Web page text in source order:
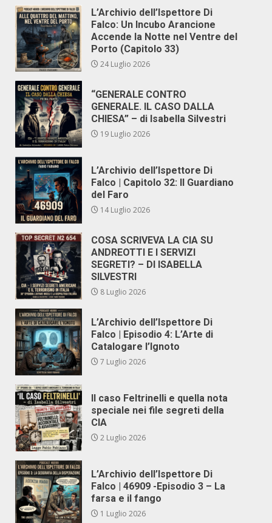
L’Archivio dell’Ispettore Di
Falco: Un Incubo Arancione
Accende la Notte nel Ventre del
Porto (Capitolo 33)
24 Luglio 2026
“GENERALE CONTRO
GENERALE. IL CASO DALLA
CHIESA” – di Isabella Silvestri
19 Luglio 2026
L’Archivio dell’Ispettore Di
Falco | Capitolo 32: Il Guardiano
del Faro
14 Luglio 2026
COSA SCRIVEVA LA CIA SU
ANDREOTTI E I SERVIZI
SEGRETI? – DI ISABELLA
SILVESTRI
8 Luglio 2026
L’Archivio dell’Ispettore Di
Falco | Episodio 4: L’Arte di
Catalogare l’Ignoto
7 Luglio 2026
Il caso Feltrinelli e quella nota
speciale nei file segreti della
CIA
2 Luglio 2026
L’Archivio dell’Ispettore Di
Falco | 46909 -Episodio 3 – La
farsa e il fango
1 Luglio 2026